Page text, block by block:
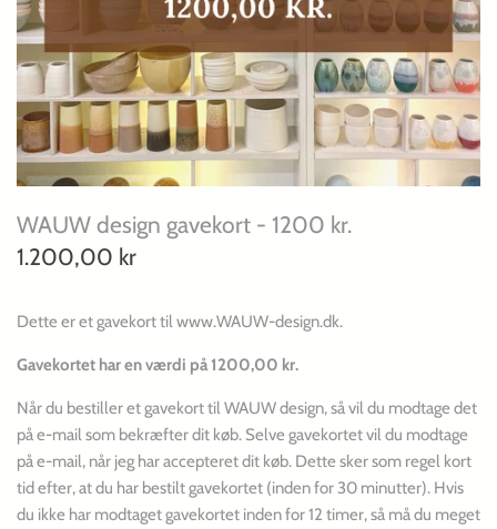
WAUW design gavekort - 1200 kr.
1.200,00 kr
Dette er et gavekort til www.WAUW-design.dk.
Gavekortet har en værdi på 1200,00 kr.
Når du bestiller et gavekort til WAUW design, så vil du modtage det
på e-mail som bekræfter dit køb. Selve gavekortet vil du modtage
på e-mail, når jeg har accepteret dit køb. Dette sker som regel kort
tid efter, at du har bestilt gavekortet (inden for 30 minutter). Hvis
du ikke har modtaget gavekortet inden for 12 timer, så må du meget
Pynt
Skåle
Sukkerskåle
Urtepotter
Vaser
Æggebæger/Saltkar